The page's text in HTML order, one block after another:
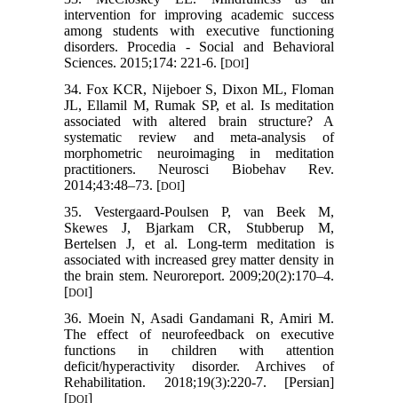
intervention for improving academic success
among students with executive functioning
disorders. Procedia - Social and Behavioral
Sciences. 2015;174: 221-6. [DOI]
34. Fox KCR, Nijeboer S, Dixon ML, Floman
JL, Ellamil M, Rumak SP, et al. Is meditation
associated with altered brain structure? A
systematic review and meta-analysis of
morphometric neuroimaging in meditation
practitioners. Neurosci Biobehav Rev.
2014;43:48–73. [DOI]
35. Vestergaard-Poulsen P, van Beek M,
Skewes J, Bjarkam CR, Stubberup M,
Bertelsen J, et al. Long-term meditation is
associated with increased grey matter density in
the brain stem. Neuroreport. 2009;20(2):170–4.
[DOI]
36. Moein N, Asadi Gandamani R, Amiri M.
The effect of neurofeedback on executive
functions in children with attention
deficit/hyperactivity disorder. Archives of
Rehabilitation. 2018;19(3):220-7. [Persian]
[DOI]